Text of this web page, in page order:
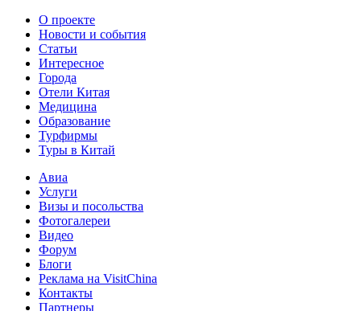
О проекте
Новости и события
Статьи
Интересное
Города
Отели Китая
Медицина
Образование
Турфирмы
Туры в Китай
Авиа
Услуги
Визы и посольства
Фотогалереи
Видео
Форум
Блоги
Реклама на VisitChina
Контакты
Партнеры